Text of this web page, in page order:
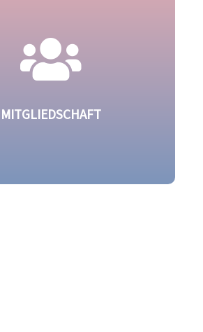
vor Ort zu finden.
MITGLIEDSCHAFT